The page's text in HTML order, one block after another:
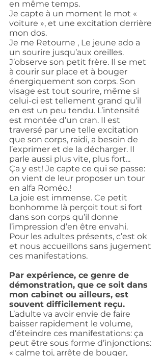
en même temps.
Je capte à un moment le mot «
voiture », et une excitation derrière
mon dos.
Je me Retourne , Le jeune ado a
un sourire jusqu’aux oreilles.
J’observe son petit frère. Il se met
à courir sur place et à bouger
énergiquement son corps. Son
visage est tout sourire, même si
celui-ci est tellement grand qu’il
en est un peu tendu. L’intensité
est montée d’un cran. Il est
traversé par une telle excitation
que son corps, raidi, a besoin de
l’exprimer et de la décharger. Il
parle aussi plus vite, plus fort...
Ça y est! Je capte ce qui se passe:
on vient de leur proposer un tour
en alfa Roméo.!
La joie est immense. Ce petit
bonhomme là perçoit tout si fort
dans son corps qu’il donne
l’impression d’en être envahi.
Pour les adultes présents, c’est ok
et nous accueillons sans jugement
ces manifestations.
Par expérience, ce genre de
démonstration, que ce soit dans
mon cabinet ou ailleurs, est
souvent difficilement reçu.
L’adulte va avoir envie de faire
baisser rapidement le volume,
d’éteindre ces manifestations: ça
peut être sous forme d’injonctions:
« calme toi, arrête de bouger,